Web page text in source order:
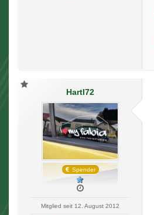
Hartl72
Spender
Mitglied seit 12. August 2012